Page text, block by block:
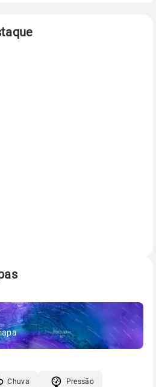
Chuva Pressão